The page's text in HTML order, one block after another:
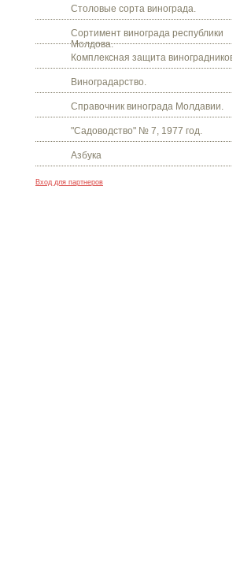
Столовые сорта винограда.
Сортимент винограда республики
Молдова.
Комплексная защита виноградников.
Виноградарство.
Справочник винограда Молдавии.
"Садоводство" № 7, 1977 год.
Азбука
Вход для партнеров